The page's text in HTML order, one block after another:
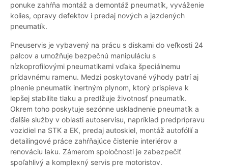
ponuke zahŕňa montáž a demontáž pneumatík, vyváženie
kolies, opravy defektov i predaj nových a jazdených
pneumatík.
Pneuservis je vybavený na prácu s diskami do veľkosti 24
palcov a umožňuje bezpečnú manipuláciu s
nízkoprofilovými pneumatikami vďaka špeciálnemu
prídavnému ramenu. Medzi poskytované výhody patrí aj
plnenie pneumatík inertným plynom, ktorý prispieva k
lepšej stabilite tlaku a predlžuje životnosť pneumatík.
Okrem toho poskytuje sezónne uskladnenie pneumatík a
ďalšie služby v oblasti autoservisu, napríklad predprípravu
vozidiel na STK a EK, predaj autoskiel, montáž autofólií a
detailingové práce zahŕňajúce čistenie interiérov a
renováciu laku. Zámerom spoločnosti je zabezpečiť
spoľahlivý a komplexný servis pre motoristov.